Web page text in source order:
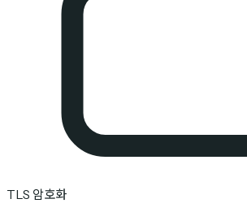
TLS 암호화